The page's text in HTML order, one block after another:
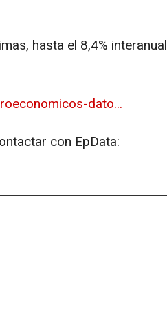
hasta el 8,4% interanual
dato...
con EpData: